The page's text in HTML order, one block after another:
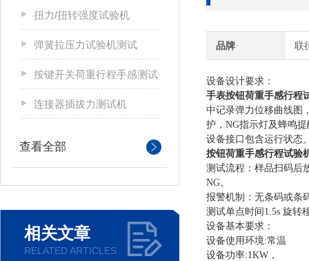
扭力/扭转强度试验机
弹簧拉压力试验机测试
按键开关荷重行程手感测试
连接器插拔力测试机
查看全部
相关文章
RELATED ARTICLES
品牌 联
设备设计要求：
手表按钮荷重手感行程
中记录弹力位移曲线图
护， NG指示灯及蜂鸣提
设备接口包含运行状态
按钮荷重手感行程试验
测试流程：样品扫码后
NG。
报警机制：无条码或条
测试单点时间 1.5s 旋转
设备基本要求：
设备使用环境:常温
设备功率:1KW ，